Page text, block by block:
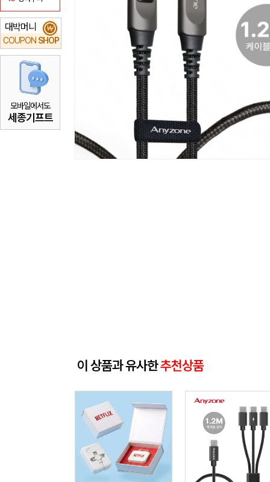
대박머니
COUPON SHOP
₩
모바일에서도
세종기프트
이 상품과 유사한추천상품